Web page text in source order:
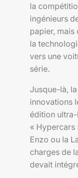
la
ingénieurs
papier, mais
la
vers une
série.
Jusque-là,
innovations
édition
« Hypercars
Enzo ou la
charges de
devait